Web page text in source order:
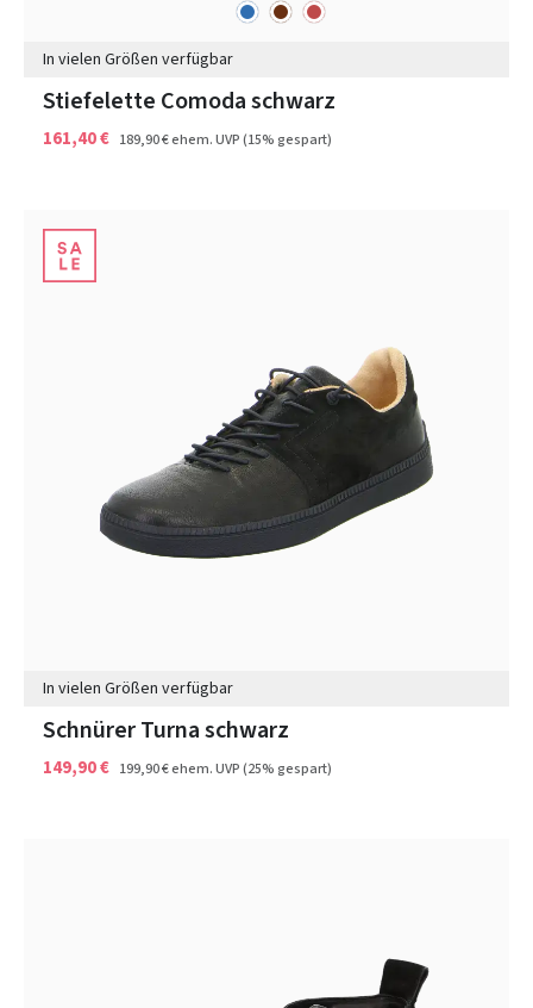
blau braunrot
In vielen Größen verfügbar
Stiefelette Comoda schwarz
161,40 € 189,90 €ehem. UVP(15% gespart)
In vielen Größen verfügbar
Schnürer Turna schwarz
149,90 € 199,90 €ehem. UVP(25% gespart)